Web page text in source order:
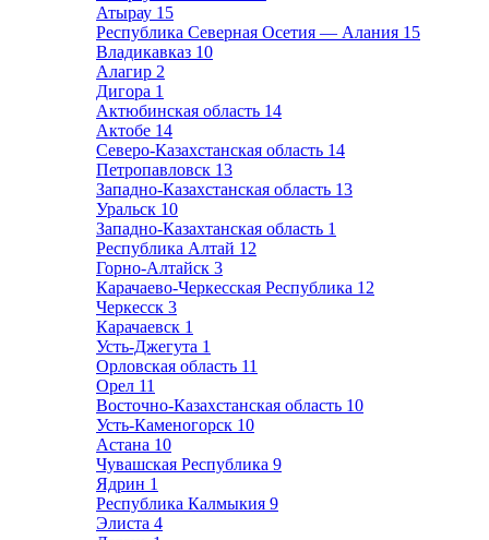
Атырау 15
Республика Северная Осетия — Алания 15
Владикавказ 10
Алагир 2
Дигора 1
Актюбинская область 14
Актобе 14
Северо-Казахстанская область 14
Петропавловск 13
Западно-Казахстанская область 13
Уральск 10
Западно-Казахтанская область 1
Республика Алтай 12
Горно-Алтайск 3
Карачаево-Черкесская Республика 12
Черкесск 3
Карачаевск 1
Усть-Джегута 1
Орловская область 11
Орел 11
Восточно-Казахстанская область 10
Усть-Каменогорск 10
Астана 10
Чувашская Республика 9
Ядрин 1
Республика Калмыкия 9
Элиста 4